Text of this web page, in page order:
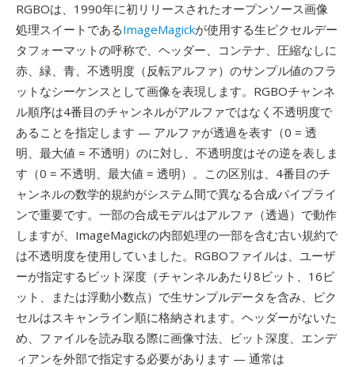
RGBOは、1990年に初リリースされたオープンソース画像
処理スイートであるImageMagickが使用する生ピクセルデー
タフォーマットの呼称で、ヘッダー、コンテナ、圧縮なしに
赤、緑、青、不透明度（反転アルファ）のサンプル値のフラ
ットなシーケンスとして画像を表現します。RGBOチャンネ
ル順序は4番目のチャンネルがアルファではなく不透明度で
あることを指定します — アルファが透過を表す（0 = 透
明、最大値 = 不透明）のに対し、不透明度はその逆を表しま
す（0 = 不透明、最大値 = 透明）。この区別は、4番目のチ
ャンネルの数学的規約がシステム間で異なる合成パイプライ
ンで重要です。一部の合成モデルはアルファ（透過）で動作
しますが、ImageMagickの内部処理の一部を含む古い規約で
は不透明度を使用していました。RGBOファイルは、ユーザ
ーが指定するビット深度（チャンネルあたり8ビット、16ビ
ット、または浮動小数点）で生サンプルデータを含み、ピク
セルはスキャンライン順に格納されます。ヘッダーがないた
め、ファイルを読み取る際に画像寸法、ビット深度、エンデ
ィアンを外部で指定する必要があります — 通常は